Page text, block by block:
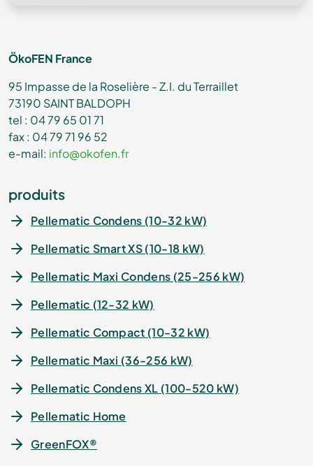
ÖkoFEN France
95 Impasse de la Roselière - Z.I. du Terraillet
73190 SAINT BALDOPH
tel : 04 79 65 01 71
fax : 04 79 71 96 52
e-mail: info@okofen.fr
produits
Pellematic Condens (10-32 kW)
Pellematic Smart XS (10-18 kW)
Pellematic Maxi Condens (25-256 kW)
Pellematic (12-32 kW)
Pellematic Compact (10-32 kW)
Pellematic Maxi (36-256 kW)
Pellematic Condens XL (100-520 kW)
Pellematic Home
GreenFOX®